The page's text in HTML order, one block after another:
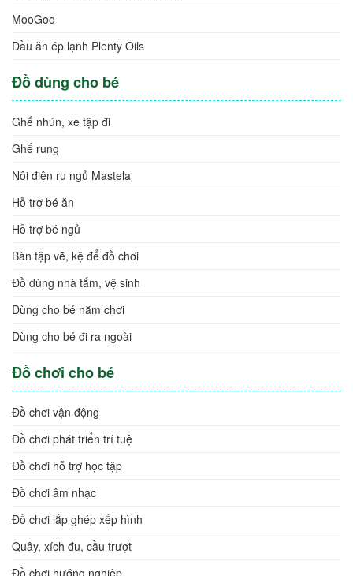
Hàng Úc nhập khẩu
Mevella - Dinh Dưỡng Cho Bé Yêu
MooGoo
Dầu ăn ép lạnh Plenty Oils
Đồ dùng cho bé
Ghế nhún, xe tập đi
Ghế rung
Nôi điện ru ngủ Mastela
Hỗ trợ bé ăn
Hỗ trợ bé ngủ
Dùng cho bé nằm chơi
Dùng cho bé đi ra ngoài
Đồ chơi cho bé
Đồ chơi vận động
Đồ chơi phát triển trí tuệ
Đồ chơi hỗ trợ học tập